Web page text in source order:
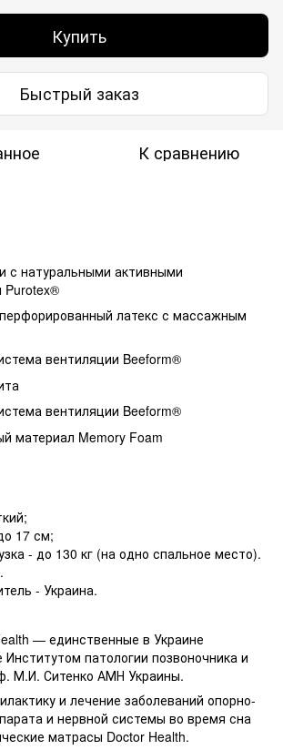
Купить
Быстрый заказ
К сравнению
с натуральными активными
Purotex®
латекс с массажным
вентиляции Beeform®
вентиляции Beeform®
материал Memory Foam
17 см;
- до 130 кг (на одно спальное место).
- Украина.
— единственные в Украине
патологии позвоночника и
М.И. Ситенко АМН Украины.
и лечение заболеваний опорно-
и нервной системы во время сна
матрасы Doctor Health.